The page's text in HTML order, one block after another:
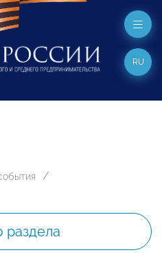
RU